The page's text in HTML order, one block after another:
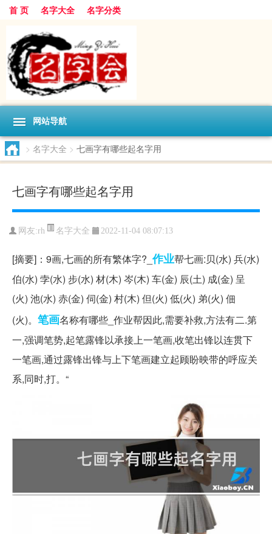
首 页 名字大全 名字分类
网站导航
> 名字大全 > 七画字有哪些起名字用
七画字有哪些起名字用
网友:rh 名字大全 2022-11-04 08:07:13
[摘要]：9画,七画的所有繁体字?_作业帮七画:贝(水) 兵(水)
伯(水) 孛(水) 步(水) 材(木) 岑(木) 车(金) 辰(土) 成(金) 呈
(火) 池(水) 赤(金) 伺(金) 村(木) 但(火) 低(火) 弟(火) 佃
(火)。 笔画名称有哪些_作业帮因此,需要补救,方法有二.第
一,强调笔势,起笔露锋以承接上一笔画,收笔出锋以连贯下
一笔画,通过露锋出锋与上下笔画建立起顾盼映带的呼应关
系,同时,打。“